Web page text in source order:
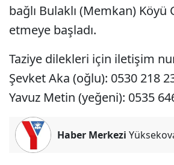
bağlı Bulaklı (Memkan) Köyü
etmeye başladı.
Taziye dilekleri için iletişim
Şevket Aka (oğlu): 0530 218
Yavuz Metin (yeğeni): 0535
Haber Merkezi